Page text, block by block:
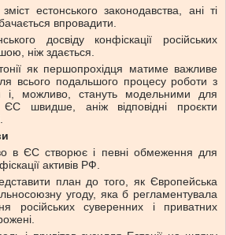
естонського законодавства, ані ті
впровадити.
досвіду конфіскації російських
ніж здається.
як першопрохідця матиме важливе
всього подальшого процесу роботи з
і, можливо, стануть модельними для
ЄС швидше, аніж відповідні проєкти
в ЄС створює і певні обмеження для
активів РФ.
план до того, як Європейська
угоду, яка б регламентувала
російських суверенних і приватних